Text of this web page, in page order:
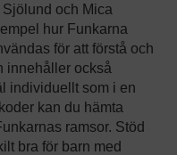
och Mica
hur Funkarna
för att förstå och
innehåller också
individuellt som i en
kan du hämta
ramsor. Stöd
bra för barn med